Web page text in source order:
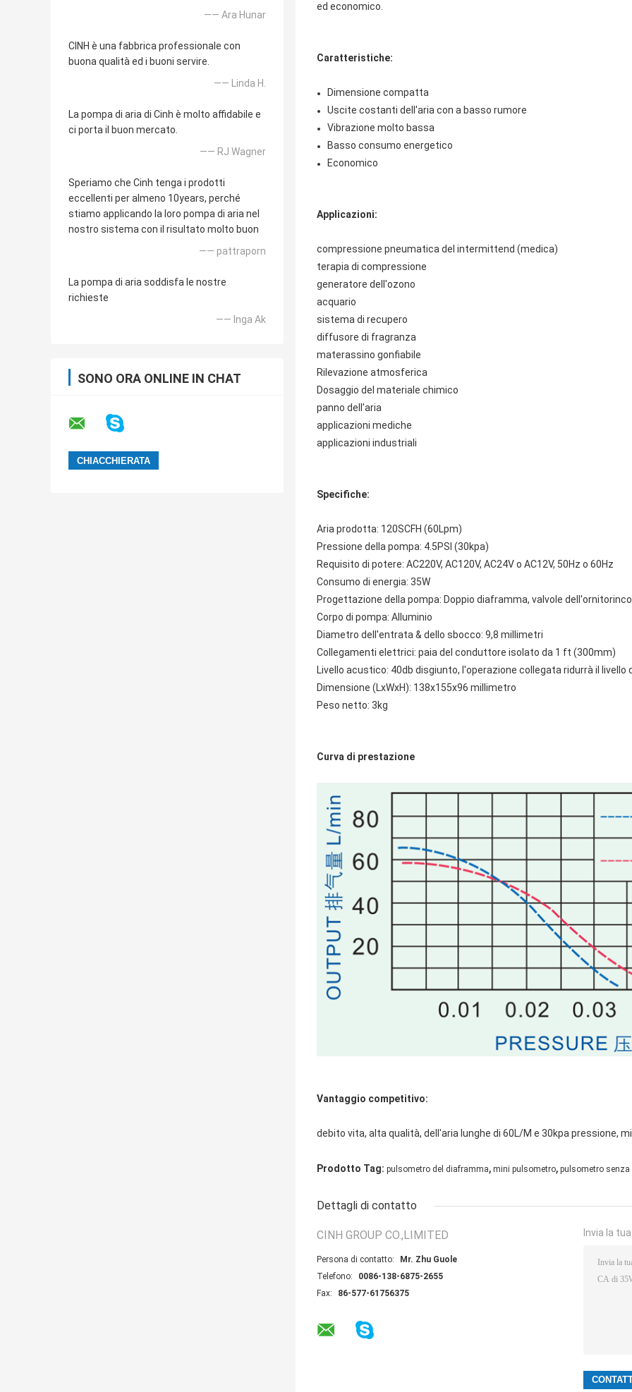
—— Ara Hunar
CINH è una fabbrica professionale con
buona qualità ed i buoni servire.
—— Linda H.
La pompa di aria di Cinh è molto affidabile e
ci porta il buon mercato.
—— RJ Wagner
Speriamo che Cinh tenga i prodotti
eccellenti per almeno 10years, perché
stiamo applicando la loro pompa di aria nel
nostro sistema con il risultato molto buon
—— pattraporn
La pompa di aria soddisfa le nostre
richieste
—— Inga Ak
SONO ORA ONLINE IN CHAT
ed economico.
Caratteristiche:
Dimensione compatta
Uscite costanti dell'aria con a basso rumore
Vibrazione molto bassa
Basso consumo energetico
Economico
Applicazioni:
compressione pneumatica del intermittend (medica)
terapia di compressione
generatore dell'ozono
acquario
sistema di recupero
diffusore di fragranza
materassino gonfiabile
Rilevazione atmosferica
Dosaggio del materiale chimico
panno dell'aria
applicazioni mediche
applicazioni industriali
Specifiche:
Aria prodotta: 120SCFH (60Lpm)
Pressione della pompa: 4.5PSI (30kpa)
Requisito di potere: AC220V, AC120V, AC24V o AC12V, 50Hz o 60Hz
Consumo di energia: 35W
Progettazione della pompa: Doppio diaframma, valvole dell'ornitorinco
Corpo di pompa: Alluminio
Diametro dell'entrata & dello sbocco: 9,8 millimetri
Collegamenti elettrici: paia del conduttore isolato da 1 ft (300mm)
Livello acustico: 40db disgiunto, l'operazione collegata ridurrà il livello
Dimensione (LxWxH): 138x155x96 millimetro
Peso netto: 3kg
Curva di prestazione
Vantaggio competitivo:
debito vita, alta qualità, dell'aria lunghe di 60L/M e 30kpa pressione,
Prodotto Tag: pulsometro del diaframma, mini pulsometro, pulsometro
Dettagli di contatto
CINH GROUP CO.,LIMITED
Persona di contatto:
Mr. Zhu Guole
Telefono:
0086-138-6875-2655
Fax:
86-577-61756375
Invia la